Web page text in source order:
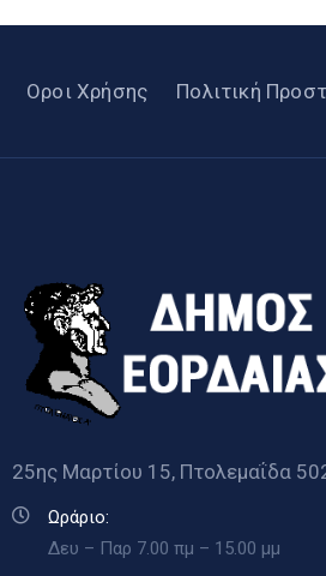
Οροι Χρήσης Πολιτική
25ης Μαρτίου 15, Πτολεμαΐδα
Ωράριο:
Δευ – Παρ 7.00 πμ – 15.00 μμ